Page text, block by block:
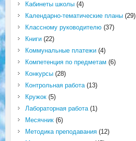
Кабинеты школы(4)
Календарно-тематические планы(29)
Классному руководителю(37)
Книги(22)
Коммунальные платежи(4)
Компетенция по предметам (6)
Конкурсы(28)
Контрольная работа(13)
Кружок(5)
Лабораторная работа(1)
Месячник(6)
Методика преподавания(12)